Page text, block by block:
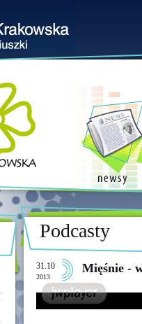
Podcasty
31.10
2013
Mięśnie -